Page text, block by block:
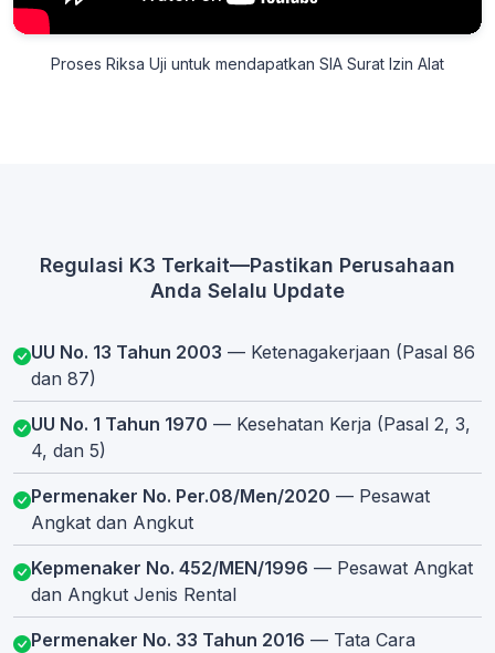
Proses Riksa Uji untuk mendapatkan SIA Surat Izin Alat
Regulasi K3 Terkait—Pastikan Perusahaan
Anda Selalu Update
UU No. 13 Tahun 2003 — Ketenagakerjaan (Pasal 86
dan 87)
UU No. 1 Tahun 1970 — Kesehatan Kerja (Pasal 2, 3,
4, dan 5)
Permenaker No. Per.08/Men/2020 — Pesawat
Angkat dan Angkut
Kepmenaker No. 452/MEN/1996 — Pesawat Angkat
dan Angkut Jenis Rental
Permenaker No. 33 Tahun 2016 — Tata Cara